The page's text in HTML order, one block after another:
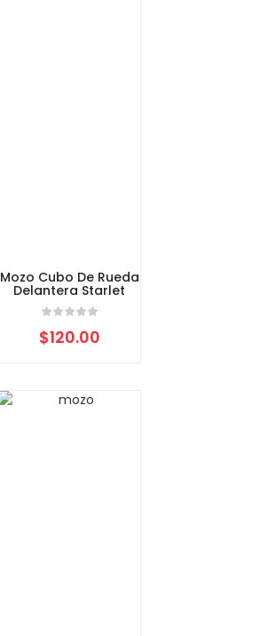
Mozo Cubo De Rueda
Delantera Starlet
$120.00